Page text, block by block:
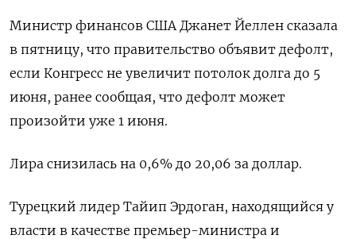
Министр финансов США Джанет Йеллен сказала
в пятницу, что правительство объявит дефолт,
если Конгресс не увеличит потолок долга до 5
июня, ранее сообщая, что дефолт может
произойти уже 1 июня.
Лира снизилась на 0,6% до 20,06 за доллар.
Турецкий лидер Тайип Эрдоган, находящийся у
власти в качестве премьер-министра и